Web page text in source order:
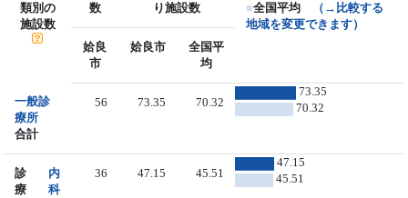
類別の
施設数
数
り施設数
■全国平均
（→比較する
地域を変更できます）
姶良
市
姶良市
全国平
均
一般診
療所
合計
56 73.35 70.32
73.35
70.32
診
療
内
科
36 47.15 45.51
47.15
45.51